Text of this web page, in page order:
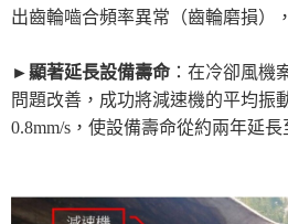
出齒輪嚙合頻率異常（齒輪磨損）
►顯著延長設備壽命 ：在冷卻風機
問題改善，成功將減速機的平均振
0.8mm/s ，使設備壽命從約兩年延長